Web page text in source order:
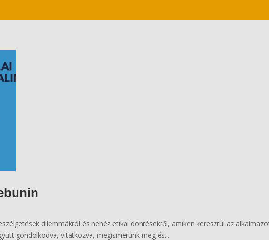
dilemmákról és nehéz etikai döntésekről, amiken keresztül az
gondolkodva, vitatkozva, megismerünk meg és...